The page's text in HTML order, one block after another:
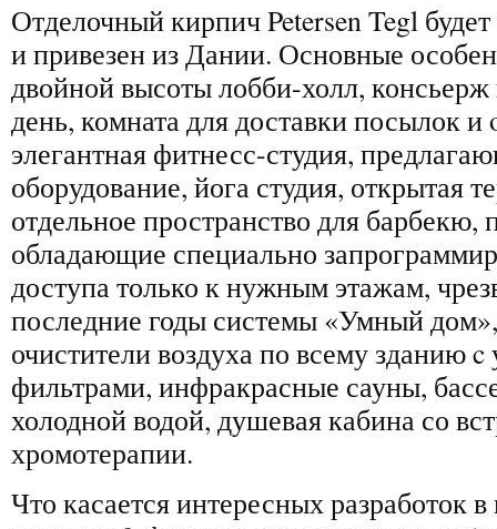
Отделочный кирпич Petersen Tegl
и привезен из Дании. Основные
двойной высоты лобби-холл,
день, комната для доставки посылок
элегантная фитнесс-студия,
оборудование, йога студия, открытая
отдельное пространство для барбекю,
обладающие специально
доступа только к нужным этажам,
последние годы системы «Умный
очистители воздуха по всему зданию
фильтрами, инфракрасные сауны,
холодной водой, душевая кабина со
хромотерапии.
Что касается интересных разработок в